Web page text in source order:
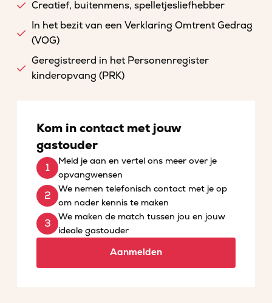
Creatief, buitenmens, spelletjesliefhebber
In het bezit van een Verklaring Omtrent Gedrag
(VOG)
Geregistreerd in het Personenregister
kinderopvang (PRK)
Kom in contact met jouw
gastouder
Meld je aan en vertel ons meer over je
opvangwensen
We nemen telefonisch contact met je op
om nader kennis te maken
We maken de match tussen jou en jouw
ideale gastouder
Aanmelden